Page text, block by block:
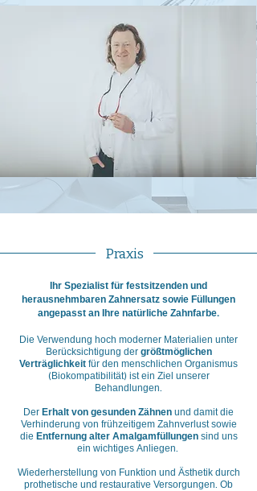
Praxis
Ihr Spezialist für festsitzenden und
herausnehmbaren Zahnersatz sowie Füllungen
angepasst an Ihre natürliche Zahnfarbe.
Die Verwendung hoch moderner Materialien unter
Berücksichtigung der größtmöglichen
Verträglichkeit für den menschlichen Organismus
(Biokompatibilität) ist ein Ziel unserer
Behandlungen.
Der Erhalt von gesunden Zähnen und damit die
Verhinderung von frühzeitigem Zahnverlust sowie
die Entfernung alter Amalgamfüllungensind uns
ein wichtiges Anliegen.
Wiederherstellung von Funktion und Ästhetik durch
prothetische und restaurative Versorgungen. Ob